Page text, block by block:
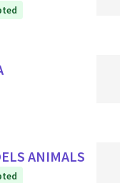
ANIMALS